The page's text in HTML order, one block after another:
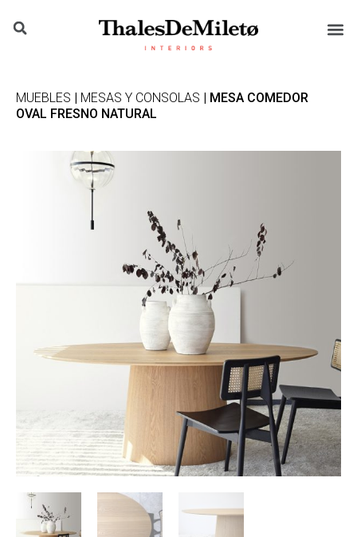
MUEBLES MESAS Y CONSOLAS | MESA COMEDOR
OVAL FRESNO NATURAL